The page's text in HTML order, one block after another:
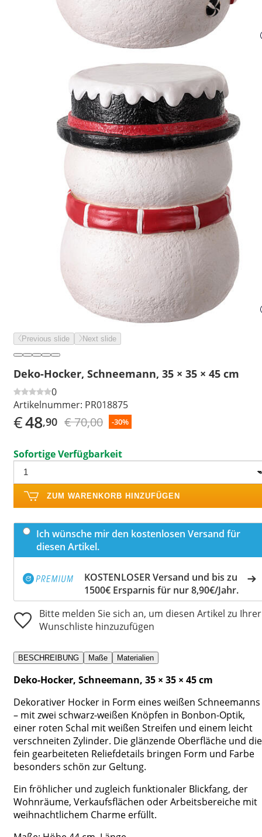
Previous slide Next slide
Deko-Hocker, Schneemann, 35 × 35 × 45 cm
0
Artikelnummer: PR018875
€48,90 € 70,00 -30%
Sofortige Verfügbarkeit
ZUM WARENKORB HINZUFÜGEN
Ich wünsche mir den kostenlosen Versand für
diesen Artikel.
KOSTENLOSER Versand und bis zu
1500€ Ersparnis für nur 8,90€/Jahr.
Bitte melden Sie sich an, um diesen Artikel zu Ihrer
Wunschliste hinzuzufügen
BESCHREIBUNG Maße Materialien
Deko-Hocker, Schneemann, 35 × 35 × 45 cm
Dekorativer Hocker in Form eines weißen Schneemanns
– mit zwei schwarz-weißen Knöpfen in Bonbon-Optik,
einer roten Schal mit weißen Streifen und einem leicht
verschneiten Zylinder. Die glänzende Oberfläche und die
fein gearbeiteten Reliefdetails bringen Form und Farbe
besonders schön zur Geltung.
Ein fröhlicher und zugleich funktionaler Blickfang, der
Wohnräume, Verkaufsflächen oder Arbeitsbereiche mit
weihnachtlichem Charme erfüllt.